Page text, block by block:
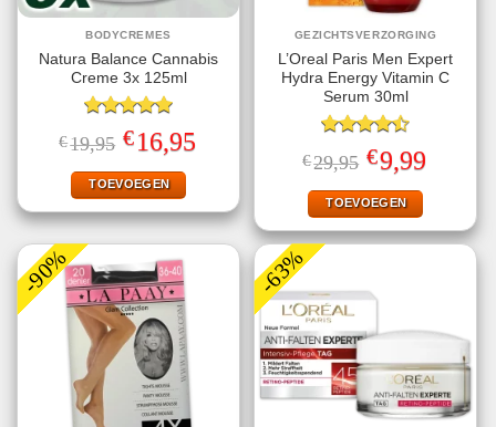
BODYCREMES
Natura Balance Cannabis
Creme 3x 125ml
Gewaardeerd
5.00uit 5
€19,95 Oorspronkelijke
prijs
was:
€19,95.
€16,95prijs
TOEVOEGEN
GEZICHTSVERZORGING
L’Oreal Paris Men Expert
Hydra Energy Vitamin C
Serum 30ml
Gewaardeerd
4.50uit 5
€29,95 Oorspronkelijke
prijs
was:
€29,95.
€9,99Huidige
prijs
TOEVOEGEN
-90% -63%